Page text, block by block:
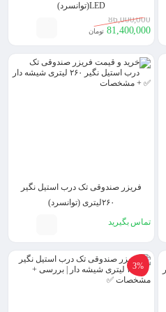
LED(توانسرد)
86,000,000
81,400,000 تومان
فریزر صندوقی تک درب استیل نگیر
۲۶۰لیتری (توانسرد)
تماس بگیرید
3%